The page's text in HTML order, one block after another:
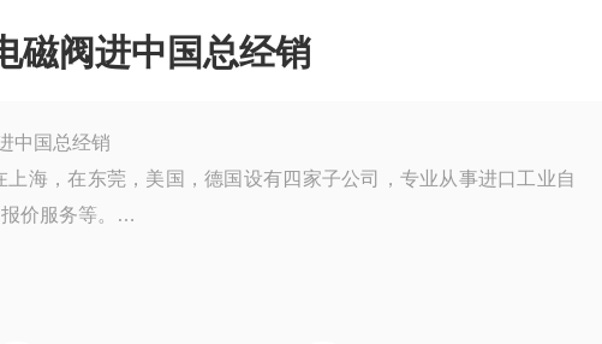
磁阀进中国总经销
中国总经销
海，在东莞，美国，德国设有四家子公司，专业从事进口工业自
价服务等。
供两年的质量保证，并且都经过了严格的测试和认证。在享受高